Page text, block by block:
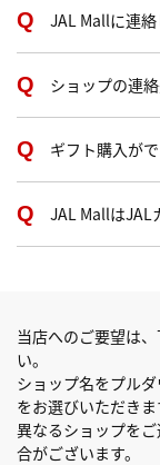
JAL Mallに連
ショップの連
ギフト購入が
JAL MallはJAL
当店へのご要望は
い。
ショップ名をプル
をお選びいただきま
異なるショップを
合がございます。